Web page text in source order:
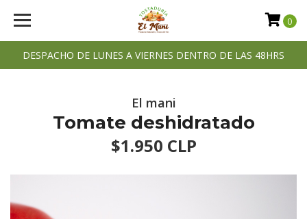
DESPACHO DE LUNES A VIERNES DENTRO DE LAS 48HRS
0
El mani
Tomate deshidratado
$1.950 CLP